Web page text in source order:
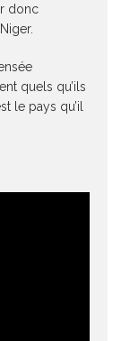
donc
quels qu’ils
le pays qu’il